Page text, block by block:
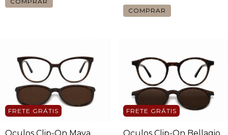
FRETE GRÁTIS FRETE GRÁTIS